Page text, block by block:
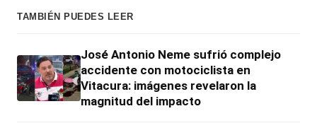
V
TAMBIÉN PUEDES LEER
José Antonio Neme sufrió complejo
accidente con motociclista en
Vitacura: imágenes revelaron la
magnitud del impacto